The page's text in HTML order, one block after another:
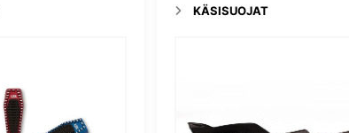
KÄSISUOJAT